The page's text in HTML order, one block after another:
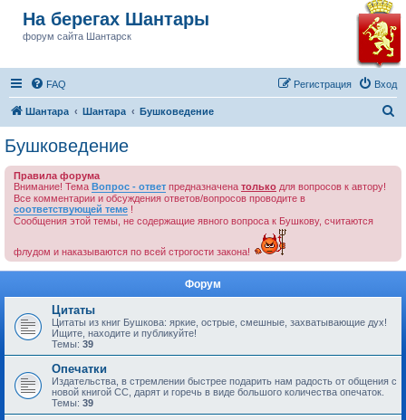
На берегах Шантары
форум сайта Шантарск
FAQ Вход
Регистрация
Шантара Шантара Бушковедение
Бушковедение
Правила форума
Внимание! Тема Вопрос - ответ предназначена только для вопросов к автору!
Все комментарии и обсуждения ответов/вопросов проводите в
соответствующей теме !
Сообщения этой темы, не содержащие явного вопроса к Бушкову, считаются
флудом и наказываются по всей строгости закона!
Форум
Цитаты
Цитаты из книг Бушкова: яркие, острые, смешные, захватывающие дух!
Ищите, находите и публикуйте!
Темы: 39
Опечатки
Издательства, в стремлении быстрее подарить нам радость от общения с
новой книгой СС, дарят и горечь в виде большого количества опечаток.
Темы: 39